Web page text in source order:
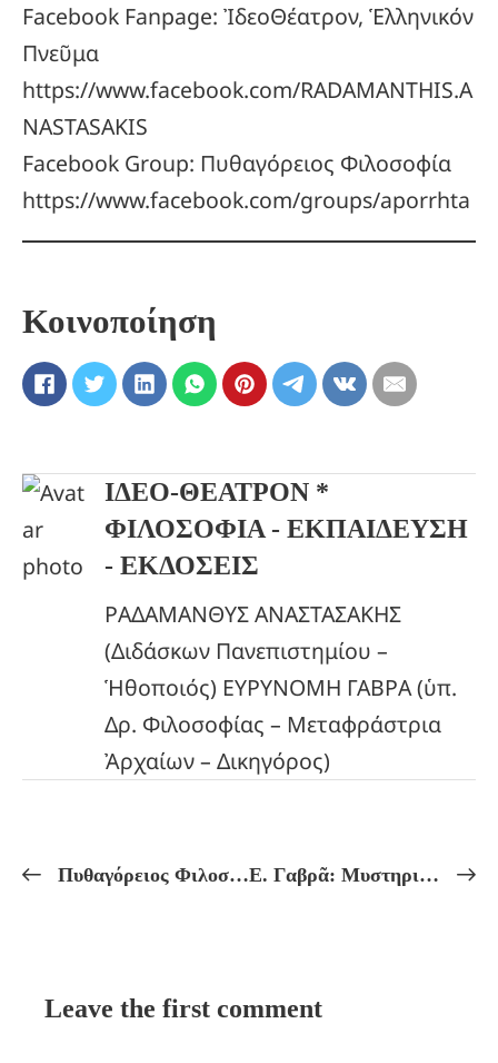
Facebook Fanpage: ἸδεοΘέατρον, Ἑλληνικόν
Πνεῦμα
https://www.facebook.com/RADAMANTHIS.A
NASTASAKIS
Facebook Group: Πυθαγόρειος Φιλοσοφία
https://www.facebook.com/groups/aporrhta
Κοινοποίηση
ΙΔΕΟ-ΘΕΑΤΡΟΝ *
ΦΙΛΟΣΟΦΙΑ - ΕΚΠΑΙΔΕΥΣΗ
- ΕΚΔΟΣΕΙΣ
ΡΑΔΑΜΑΝΘΥΣ ΑΝΑΣΤΑΣΑΚΗΣ
(Διδάσκων Πανεπιστημίου –
Ἡθοποιός) ΕΥΡΥΝΟΜΗ ΓΑΒΡΑ (ὑπ.
Δρ. Φιλοσοφίας – Μεταφράστρια
Ἀρχαίων – Δικηγόρος)
Πυθαγόρειος Φιλοσοφία! Ε. Γαβρᾶ: Μυστηριακή Ἑρμηνεία τῆς Ὀδύσσειας!
Leave the first comment